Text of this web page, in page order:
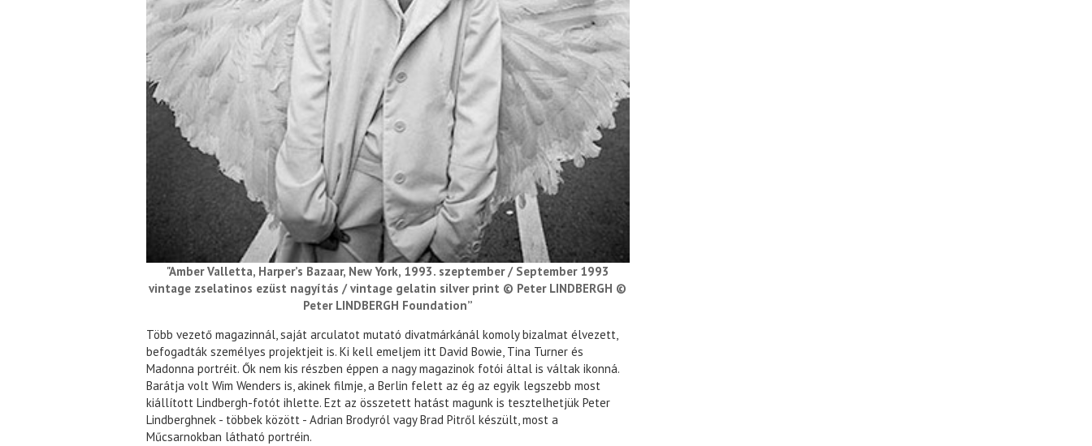
"Amber Valletta, Harper’s Bazaar, New York, 1993. szeptember / September 1993
vintage zselatinos ezüst nagyítás / vintage gelatin silver print © Peter LINDBERGH ©
Peter LINDBERGH Foundation”
Több vezető magazinnál, saját arculatot mutató divatmárkánál komoly bizalmat élvezett,
befogadták személyes projektjeit is. Ki kell emeljem itt David Bowie, Tina Turner és
Madonna portréit. Ők nem kis részben éppen a nagy magazinok fotói által is váltak ikonná.
Barátja volt Wim Wenders is, akinek filmje, a Berlin felett az ég az egyik legszebb most
kiállított Lindbergh-fotót ihlette. Ezt az összetett hatást magunk is tesztelhetjük Peter
Lindberghnek - többek között - Adrian Brodyról vagy Brad Pitről készült, most a
Műcsarnokban látható portréin.